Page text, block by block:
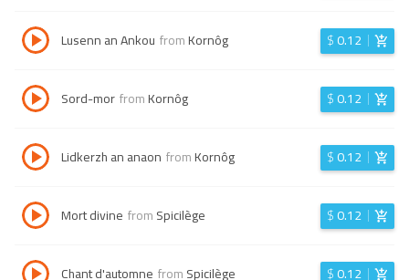
Lusenn an Ankou fromKornôg $0.12
Sord-morfromKornôg $0.12
Lidkerzh an anaon fromKornôg $0.12
Mort divine fromSpicilège $0.12
Chant d'automne fromSpicilège $0.12